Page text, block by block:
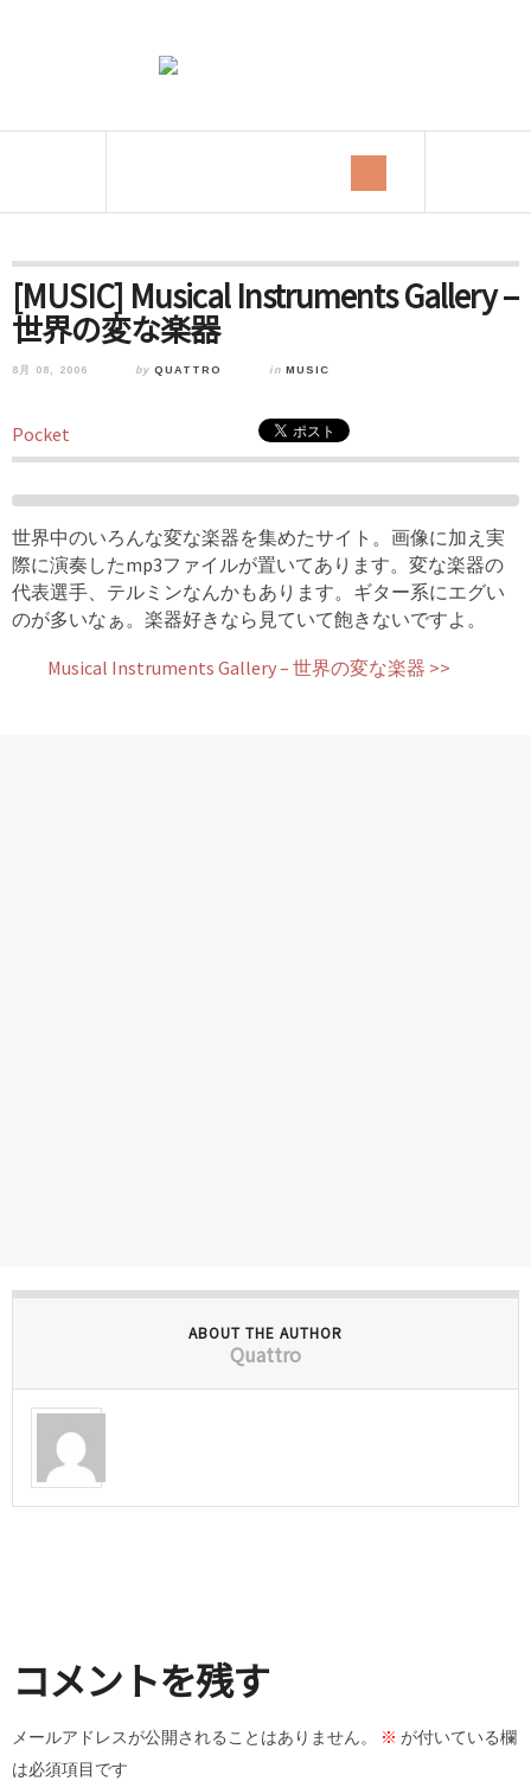
[MUSIC] Musical Instruments Gallery –
世界の変な楽器
8月 08, 2006 by QUATTRO in MUSIC
Pocket
世界中のいろんな変な楽器を集めたサイト。画像に加え実
際に演奏したmp3ファイルが置いてあります。変な楽器の
代表選手、テルミンなんかもあります。ギター系にエグい
のが多いなぁ。楽器好きなら見ていて飽きないですよ。
Musical Instruments Gallery – 世界の変な楽器 >>
ABOUT THE AUTHOR
Quattro
コメントを残す
メールアドレスが公開されることはありません。 ※ が付いている欄
は必須項目です